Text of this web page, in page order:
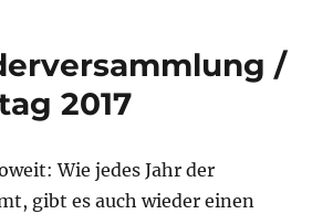
2017
/
2017
Wie jedes Jahr der
gibt es auch wieder einen